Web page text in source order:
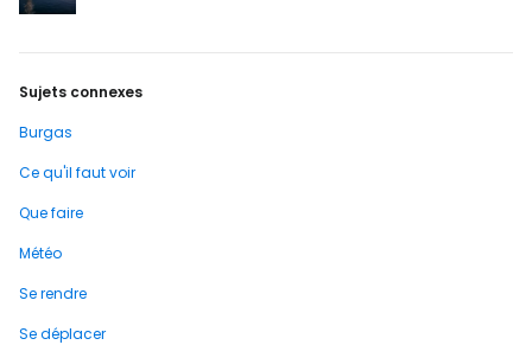
Sujets connexes
Burgas
Ce qu'il faut voir
Que faire
Météo
Se rendre
Se déplacer